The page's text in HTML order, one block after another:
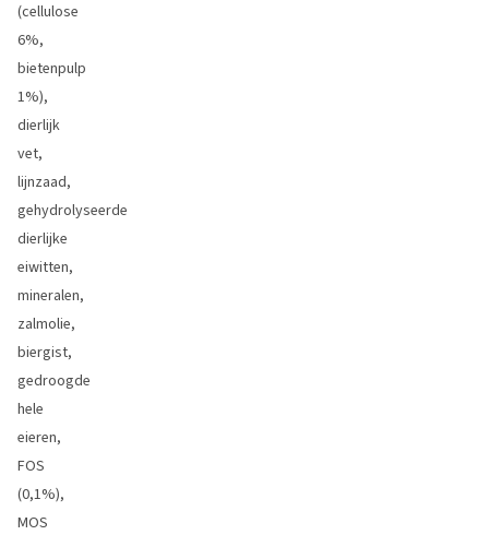
(cellulose
6%,
bietenpulp
1%),
dierlijk
vet,
lijnzaad,
gehydrolyseerde
dierlijke
eiwitten,
mineralen,
zalmolie,
biergist,
gedroogde
hele
eieren,
FOS
(0,1%),
MOS